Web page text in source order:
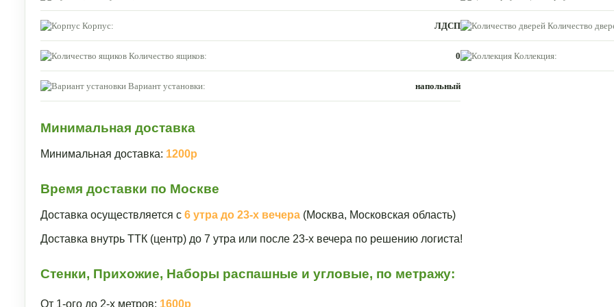
Корпус: ЛДСП Количество
Количество ящиков: 0 Коллекция:
Вариант установки: напольный
Минимальная доставка
Минимальная доставка: 1200р
Время доставки по Москве
Доставка осуществляется с 6 утра до 23-х вечера (Москва, Московская область)
Доставка внутрь ТТК (центр) до 7 утра или после 23-х вечера по решению логиста!
Стенки, Прихожие, Наборы распашные и угловые, по метражу:
От 1-ого до 2-х метров: 1600р